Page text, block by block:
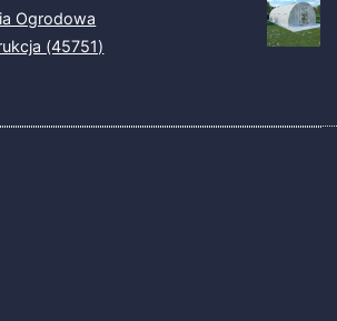
Ogrodowa
(45751)